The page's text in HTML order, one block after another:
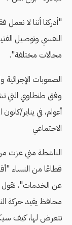
"أدركنا أننا لا
النفسي وتوصيل
مجالات مختلفة".
الصعوبات
وفق طنطاوي التي
أعوام، في يناير/
الاجتماعي
الناشطة مني عزت
قطاعًا من النساء
عن الخدمات"، تقول
محافظ يقيد حركة
تتعرض لها، كيف